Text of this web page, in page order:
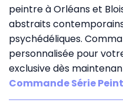
peintre à Orléans et
abstraits
psychédéliques.
personnalisée pour
exclusive dès
Commande Série